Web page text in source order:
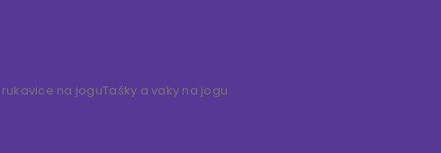
na joguTašky a vaky na jogu